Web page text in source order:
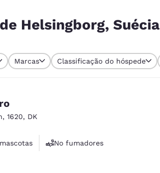
Español
Helsingborg, Suécia
Marcas Classificação do hóspede
, 1620, DK
No fumadores
4 avaliações